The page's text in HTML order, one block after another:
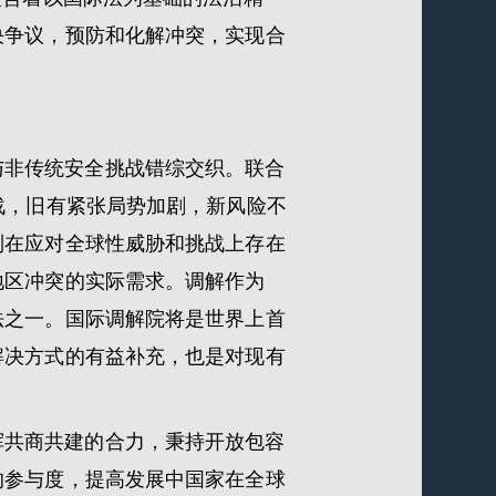
议，预防和化解冲突，实现合
传统安全挑战错综交织。联合
旧有紧张局势加剧，新风险不
应对全球性威胁和挑战上存在
冲突的实际需求。调解作为
一。国际调解院将是世界上首
方式的有益补充，也是对现有
商共建的合力，秉持开放包容
与度，提高发展中国家在全球